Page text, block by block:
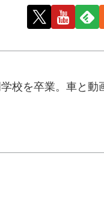
校を卒業。車と